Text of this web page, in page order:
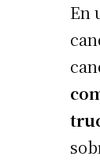
En